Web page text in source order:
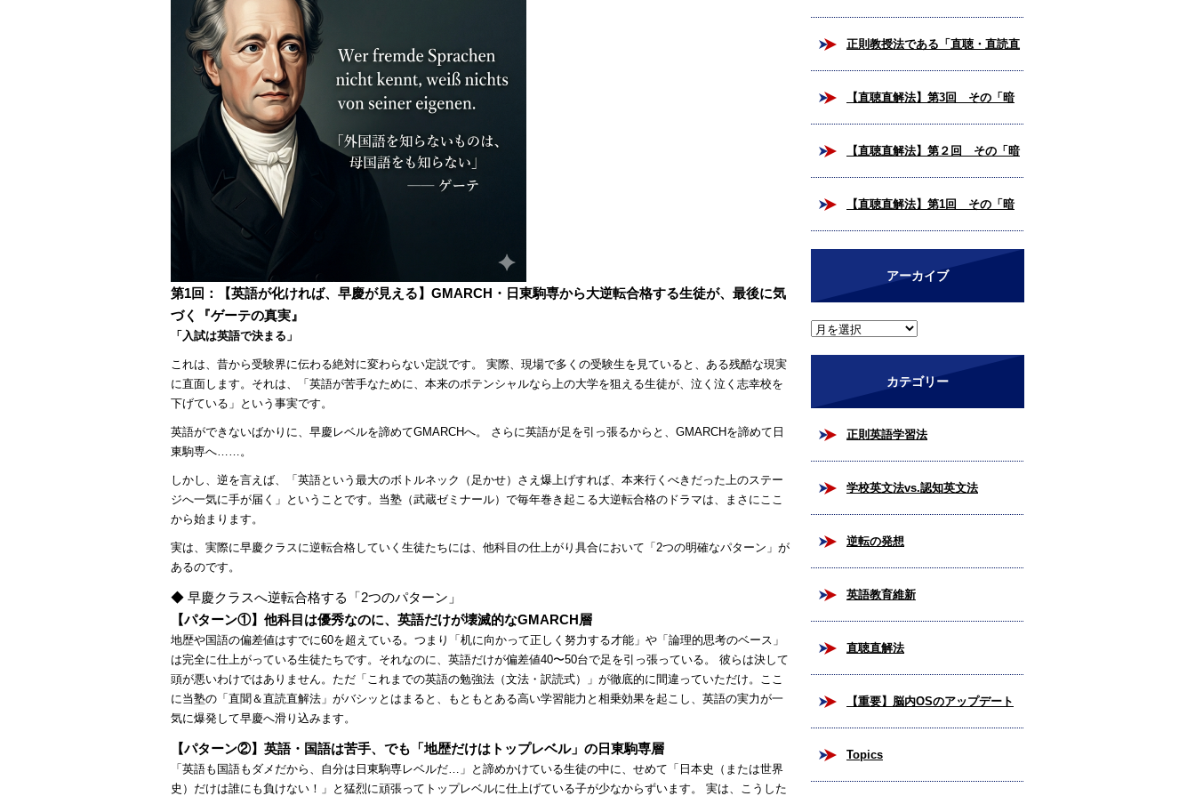
第1回：【英語が化ければ、早慶が見える】GMARCH・日東駒専から大逆転合格する生徒が、最後に気
づく『ゲーテの真実』
「入試は英語で決まる」
これは、昔から受験界に伝わる絶対に変わらない定説です。 実際、現場で多くの受験生を見ていると、ある残酷な現実
に直面します。それは、「英語が苦手なために、本来のポテンシャルなら上の大学を狙える生徒が、泣く泣く志幸校を
下げている」という事実です。
英語ができないばかりに、早慶レベルを諦めてGMARCHへ。 さらに英語が足を引っ張るからと、GMARCHを諦めて日
東駒専へ……。
しかし、逆を言えば、「英語という最大のボトルネック（足かせ）さえ爆上げすれば、本来行くべきだった上のステー
ジへ一気に手が届く」ということです。当塾（武蔵ゼミナール）で毎年巻き起こる大逆転合格のドラマは、まさにここ
から始まります。
実は、実際に早慶クラスに逆転合格していく生徒たちには、他科目の仕上がり具合において「2つの明確なパターン」が
あるのです。
◆ 早慶クラスへ逆転合格する「2つのパターン」
【パターン①】他科目は優秀なのに、英語だけが壊滅的なGMARCH層
地歴や国語の偏差値はすでに60を超えている。つまり「机に向かって正しく努力する才能」や「論理的思考のベース」
は完全に仕上がっている生徒たちです。それなのに、英語だけが偏差値40〜50台で足を引っ張っている。 彼らは決して
頭が悪いわけではありません。ただ「これまでの英語の勉強法（文法・訳読式）」が徹底的に間違っていただけ。ここ
に当塾の「直聞＆直読直解法」がバシッとはまると、もともとある高い学習能力と相乗効果を起こし、英語の実力が一
気に爆発して早慶へ滑り込みます。
【パターン②】英語・国語は苦手、でも「地歴だけはトップレベル」の日東駒専層
「英語も国語もダメだから、自分は日東駒専レベルだ…」と諦めかけている生徒の中に、せめて「日本史（または世界
史）だけは誰にも負けない！」と猛烈に頑張ってトップレベルに仕上げている子が少なからずいます。 実は、こうした
校合格を掴み取ろう！
正則教授法である「直聴・直読直
解法」とは？
【直聴直解法】第3回 その「暗
号解読」、いつまで続けますか？
（完結編）
【直聴直解法】第２回 その「暗
号解読」、いつまで続けますか？
【直聴直解法】第1回 その「暗
号解読」、いつまで続けますか？
アーカイブ
カテゴリー
正則英語学習法
学校英文法vs.認知英文法
逆転の発想
英語教育維新
直聴直解法
【重要】脳内OSのアップデート
Topics